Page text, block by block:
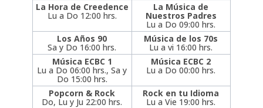
La Hora de Creedence
Lu a Do 12:00 hrs.
La Música de
Nuestros Padres
Lu a Do 09:00 hrs.
Los Años 90
Sa y Do 16:00 hrs.
Música de los 70s
Lu a vi 16:00 hrs.
Música ECBC 1
Lu a Do 06:00 hrs., Sa y
Do 15:00 hrs.
Música ECBC 2
Lu a Do 00:00 hrs.
Popcorn & Rock
Do, Lu y Ju 22:00 hrs.
Rock en tu Idioma
Lu a Vie 19:00 hrs.